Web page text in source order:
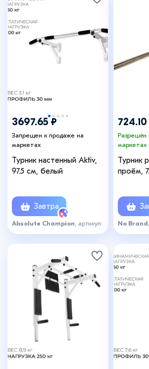
3697.65 ₽
Запрещен к продаже на
маркетах
Турник настенный Aktiv,
97.5 см, белый
Завтра
Absolute Champion , артикул:
6520583
Разрешён
маркетах
Турник
проём,
No Brand